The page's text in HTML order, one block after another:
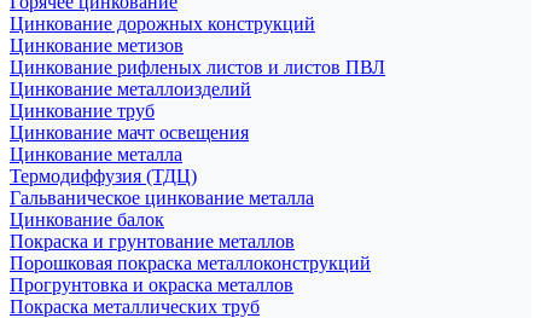
Цинкование дорожных конструкций
Цинкование метизов
Цинкование рифленых листов и листов ПВЛ
Цинкование металлоизделий
Цинкование труб
Цинкование мачт освещения
Цинкование металла
Термодиффузия (ТДЦ)
Гальваническое цинкование металла
Цинкование балок
Покраска и грунтование металлов
Порошковая покраска металлоконструкций
Прогрунтовка и окраска металлов
Покраска металлических труб